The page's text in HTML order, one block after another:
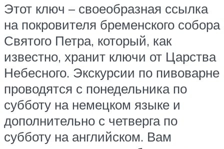
Этот ключ – своеобразная ссылка
на покровителя бременского собора
Святого Петра, который, как
известно, хранит ключи от Царства
Небесного. Экскурсии по пивоварне
проводятся с понедельника по
субботу на немецком языке и
дополнительно с четверга по
субботу на английском. Вам